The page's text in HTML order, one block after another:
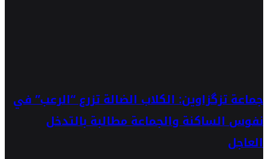
جماعة تزگزاوين: الكلاب الضالة تزرع “الرعب” في
نفوس الساكنة والجماعة مطالبة بالتدخل
العاجل